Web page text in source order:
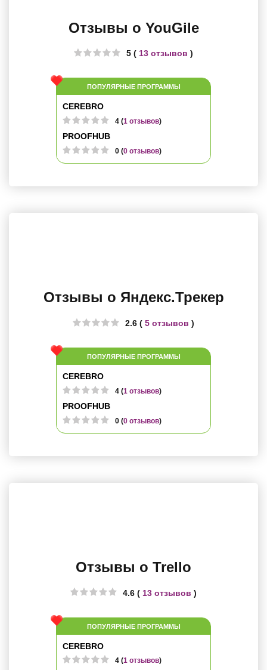
Отзывы о YouGile
5 ( 13 отзывов )
ПОПУЛЯРНЫЕ ПРОГРАММЫ
CEREBRO
4 (1 отзывов)
PROOFHUB
0 (0 отзывов)
Отзывы о Яндекс.Трекер
2.6 ( 5 отзывов )
ПОПУЛЯРНЫЕ ПРОГРАММЫ
CEREBRO
4 (1 отзывов)
PROOFHUB
0 (0 отзывов)
Отзывы о Trello
4.6 ( 13 отзывов )
ПОПУЛЯРНЫЕ ПРОГРАММЫ
CEREBRO
4 (1 отзывов)